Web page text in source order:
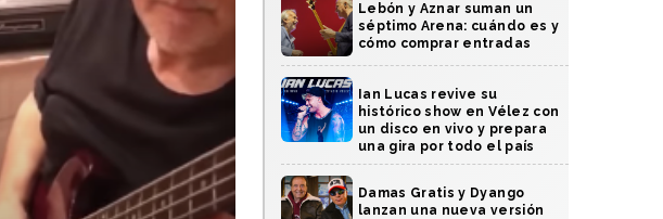
Lebón y Aznar suman un
séptimo Arena: cuándo es y
cómo comprar entradas
Ian Lucas revive su
histórico show en Vélez con
un disco en vivo y prepara
una gira por todo el país
Damas Gratis y Dyango
lanzan una nueva versión